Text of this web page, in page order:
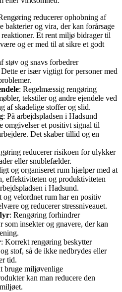
reducerer ophobning af
bakterier og vira, der kan forårsage
Et rent miljø bidrager til
og er med til at sikre et godt
støv og snavs forbedrer
er især vigtigt for personer med
: Regelmæssig rengøring
tekstiler og andre ejendele ved
af skadelige stoffer og slid.
: På arbejdspladsen i Hadsund
omgivelser et positivt signal til
Det skaber tillid og en
reducerer risikoen for ulykker
eller snublefælder.
og organiseret rum hjælper med at
effektiviteten og produktiviteten
i Hadsund.
og velordnet rum har en positiv
og reducerer stressniveauet.
: Rengøring forhindrer
insekter og gnavere, der kan
: Korrekt rengøring beskytter
stof, så de ikke nedbrydes eller
tid.
bruge miljøvenlige
kan man reducere den